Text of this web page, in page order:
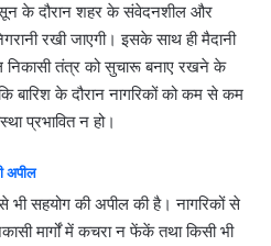
के दौरान शहर के संवेदनशील और
रखी जाएगी। इसके साथ ही मैदानी
तंत्र को सुचारू बनाए रखने के
बारिश के दौरान नागरिकों को कम से कम
प्रभावित न हो।
अपील
भी सहयोग की अपील की है। नागरिकों से
मार्गों में कचरा न फेंकें तथा किसी भी